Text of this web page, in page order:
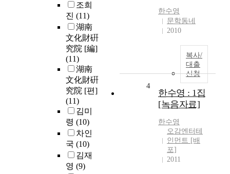
조희
진 (11)
湖南
文化財硏
究院 [編]
(11)
湖南
文化財硏
究院 [편]
(11)
김미
령 (10)
차인
국 (10)
김재
영 (9)
한수영
문학동네
2010
복사/
대출
신청
4
한수영 : 1집
[녹음자료]
한수영
오감엔터테
인먼트 [배
포]
2011